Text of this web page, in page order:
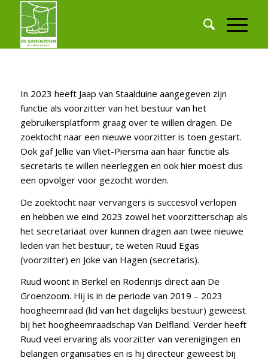
In 2023 heeft Jaap van Staalduine aangegeven zijn
functie als voorzitter van het bestuur van het
gebruikersplatform graag over te willen dragen. De
zoektocht naar een nieuwe voorzitter is toen gestart.
Ook gaf Jellie van Vliet-Piersma aan haar functie als
secretaris te willen neerleggen en ook hier moest dus
een opvolger voor gezocht worden.
De zoektocht naar vervangers is succesvol verlopen
en hebben we eind 2023 zowel het voorzitterschap als
het secretariaat over kunnen dragen aan twee nieuwe
leden van het bestuur, te weten Ruud Egas
(voorzitter) en Joke van Hagen (secretaris).
Ruud woont in Berkel en Rodenrijs direct aan De
Groenzoom. Hij is in de periode van 2019 – 2023
hoogheemraad (lid van het dagelijks bestuur) geweest
bij het hoogheemraadschap Van Delfland. Verder heeft
Ruud veel ervaring als voorzitter van verenigingen en
belangen organisaties en is hij directeur geweest bij